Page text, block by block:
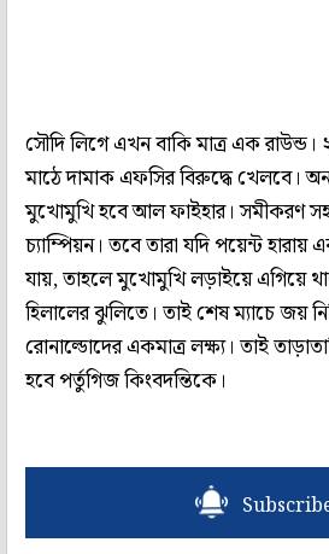
সৌদি লিগে এখন বাকি মাত্র এক
মাঠে দামাক এফসির বিরুদ্ধে খেলবে।
মুখোমুখি হবে আল ফাইহার। সমীকরণ
চ্যাম্পিয়ন। তবে তারা যদি পয়েন্ট
যায়, তাহলে মুখোমুখি লড়াইয়ে এগিয়ে
হিলালের ঝুলিতে। তাই শেষ ম্যাচে জয়
রোনাল্ডোদের একমাত্র লক্ষ্য। তাই
হবে পর্তুগিজ কিংবদন্তিকে।